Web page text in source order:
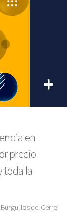
en
precio
toda la
del Cerro